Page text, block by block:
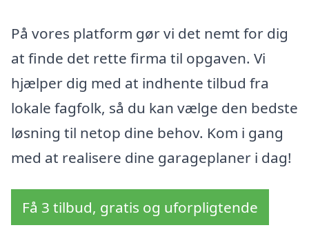
På vores platform gør vi det nemt for dig
at finde det rette firma til opgaven. Vi
hjælper dig med at indhente tilbud fra
lokale fagfolk, så du kan vælge den bedste
løsning til netop dine behov. Kom i gang
med at realisere dine garageplaner i dag!
Få 3 tilbud, gratis og uforpligtende